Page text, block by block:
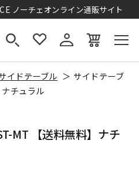
ノーチェオンライン通販サイト
イドテーブル
サイドテーブ
チュラル
MT 【送料無料】ナチ